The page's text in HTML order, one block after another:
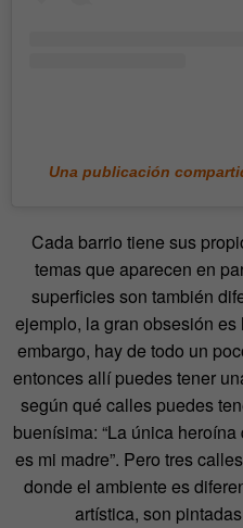
Una publicación
Cada barrio tiene sus
temas que aparecen en
superficies son también
ejemplo, la gran obsesión
embargo, hay de todo un
entonces allí puedes tener
según qué calles puedes
buenísima: “La única
es mi madre”. Pero tres
donde el ambiente es
artística, son